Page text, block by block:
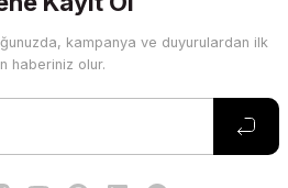
kampanya ve duyurulardan ilk
haberiniz olur.